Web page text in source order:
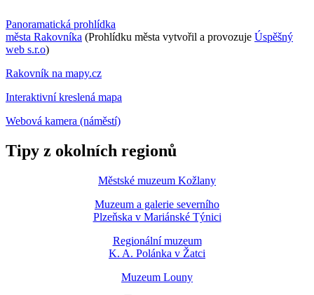
Panoramatická prohlídka
města Rakovníka (Prohlídku města vytvořil a provozuje Úspěšný
web s.r.o)
Rakovník na mapy.cz
Interaktivní kreslená mapa
Webová kamera (náměstí)
Tipy z okolních regionů
Městské muzeum Kožlany
Muzeum a galerie severního
Plzeňska v Mariánské Týnici
Regionální muzeum
K. A. Polánka v Žatci
Muzeum Louny